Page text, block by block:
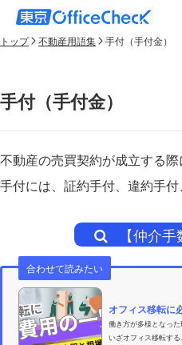
トップ 不動産用語集 手付（手付金）
手付（手付金）
不動産の売買契約が成立する
手付には、証約手付、違約手付、
【仲介
合わせて読みたい
オフィス移転に
働き方が多様となっ
いざオフィス移転す